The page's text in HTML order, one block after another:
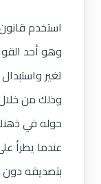
استخدم
وهو أحد
تغير
وذلك من
حوله في
عندما يطرأ
بتصديقه دون